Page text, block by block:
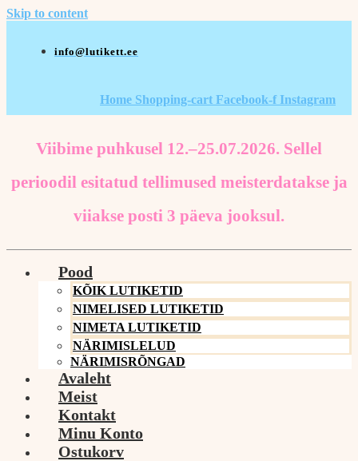
Skip to content
info@lutikett.ee
Home Shopping-cart Facebook-f Instagram
Viibime puhkusel 12.–25.07.2026. Sellel
perioodil esitatud tellimused meisterdatakse ja
viiakse posti 3 päeva jooksul.
Pood
KÕIK LUTIKETID
NIMELISED LUTIKETID
NIMETA LUTIKETID
NÄRIMISLELUD
NÄRIMISRÕNGAD
Avaleht
Meist
Kontakt
Minu Konto
Ostukorv